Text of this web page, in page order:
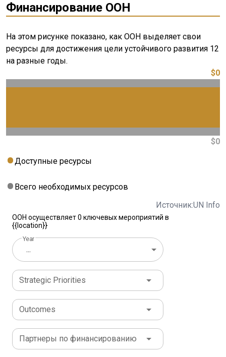
Финансирование ООН
На этом рисунке показано, как ООН выделяет свои
ресурсы для достижения цели устойчивого развития 12
на разные годы.
$0
$0
Доступные ресурсы
Всего необходимых ресурсов
Источник:UN Info
ООН осуществляет 0 ключевых мероприятий в
{{location}}
Year
...
Strategic Priorities
Outcomes
Партнеры по финансированию